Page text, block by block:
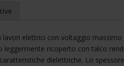
elettrici con voltaggio massimo
leggermente ricoperto con talco
dielettriche. Lo